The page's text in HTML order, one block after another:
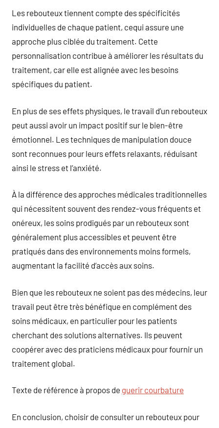
Les rebouteux tiennent compte des spécificités
individuelles de chaque patient, cequi assure une
approche plus ciblée du traitement. Cette
personnalisation contribue à améliorer les résultats du
traitement, car elle est alignée avec les besoins
spécifiques du patient.
En plus de ses effets physiques, le travail d’un rebouteux
peut aussi avoir un impact positif sur le bien-être
émotionnel. Les techniques de manipulation douce
sont reconnues pour leurs effets relaxants, réduisant
ainsi le stress et l’anxiété.
À la différence des approches médicales traditionnelles
qui nécessitent souvent des rendez-vous fréquents et
onéreux, les soins prodigués par un rebouteux sont
généralement plus accessibles et peuvent être
pratiqués dans des environnements moins formels,
augmentant la facilité d’accès aux soins.
Bien que les rebouteux ne soient pas des médecins, leur
travail peut être très bénéfique en complément des
soins médicaux, en particulier pour les patients
cherchant des solutions alternatives. Ils peuvent
coopérer avec des praticiens médicaux pour fournir un
traitement global.
Texte de référence à propos de guerir courbature
En conclusion, choisir de consulter un rebouteux pour